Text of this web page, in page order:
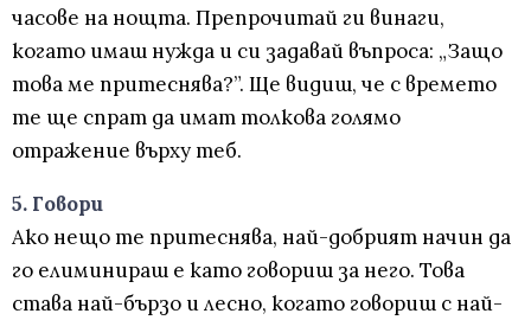
часове на нощта. Препрочитай ги винаги,
когато имаш нужда и си задавай въпроса: „Защо
това ме притеснява?”. Ще видиш, че с времето
те ще спрат да имат толкова голямо
отражение върху теб.
5. Говори
Ако нещо те притеснява, най-добрият начин да
го елиминираш е като говориш за него. Това
става най-бързо и лесно, когато говориш с най-